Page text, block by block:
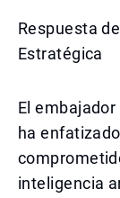
Respuesta
Estratégica
El
ha
inteligencia